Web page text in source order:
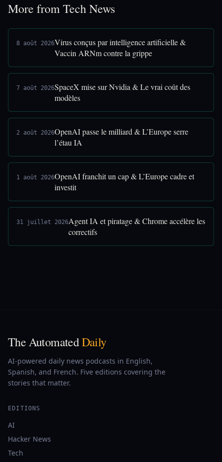
More from Tech News
8 août 2026Virus conçus par intelligence artificielle &
Vaccin ARNm contre la grippe
7 août 2026SpaceX mise sur Nvidia & Le vrai coût des
modèles
2 août 2026OpenAI passe le milliard & L’Europe serre
l’étau IA
1 août 2026OpenAI franchit un cap & L’Europe cadre et
investit
31 juillet 2026Agent IA et piratage & Chrome accélère les
correctifs
The AutomatedDaily
AI-powered daily news podcasts in English,
Spanish, and French. Five editions covering the
stories that matter.
EDITIONS
AI
Hacker News
Tech